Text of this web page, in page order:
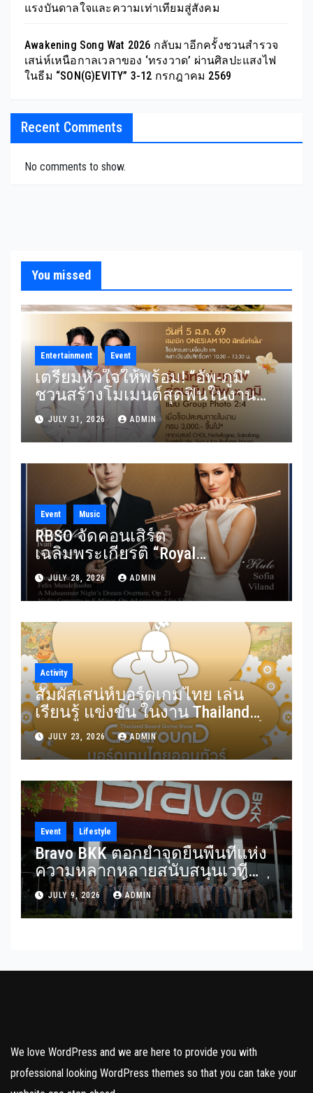
แรงบันดาลใจและความเท่าเทียมสู่สังคม
Awakening Song Wat 2026 กลับมาอีกครั้งชวนสำรวจ
เสน่ห์เหนือกาลเวลาของ ‘ทรงวาด’ ผ่านศิลปะแสงไฟ
ในธีม “SON(G)EVITY” 3-12 กรกฎาคม 2569
Recent Comments
No comments to show.
You missed
Entertainment Event
เตรียมหัวใจให้พร้อม! “อัพ-ภูมิ”
ชวนสร้างโมเมนต์สุดฟินในงาน
“THE SCENT OF SIAM” ลุ้น Group
Shot แบบใกล้ชิด 5 สิงหาคมนี้
JULY 31, 2026 ADMIN
Event Music
RBSO จัดคอนเสิร์ต
เฉลิมพระเกียรติ “Royal
Benevolence” รวมบทประพันธ์
อมตะจาก Mendelssohn และ
Rimsky-Korsakov 31 กรกฎาคมนี้
JULY 28, 2026 ADMIN
Activity
สัมผัสเสน่ห์บอร์ดเกมไทย เล่น
เรียนรู้ แข่งขัน ในงาน Thailand
Board Game Show Go arounD บอร์ด
เกมไทยออนทัวร์ วันที่ 24-26
กรกฎาคม 2569 ณ ICS Lifestyle
Complex
JULY 23, 2026 ADMIN
Event Lifestyle
Bravo BKK ตอกย้ำจุดยืนพื้นที่แห่ง
ความหลากหลายสนับสนุนเวที
Mister Gay Thailand 2026 เปิดพื้นที่
ส่งต่อแรงบันดาลใจและความเท่า
เทียมสู่สังคม
JULY 9, 2026 ADMIN
We love WordPress and we are here to provide you with
professional looking WordPress themes so that you can take your